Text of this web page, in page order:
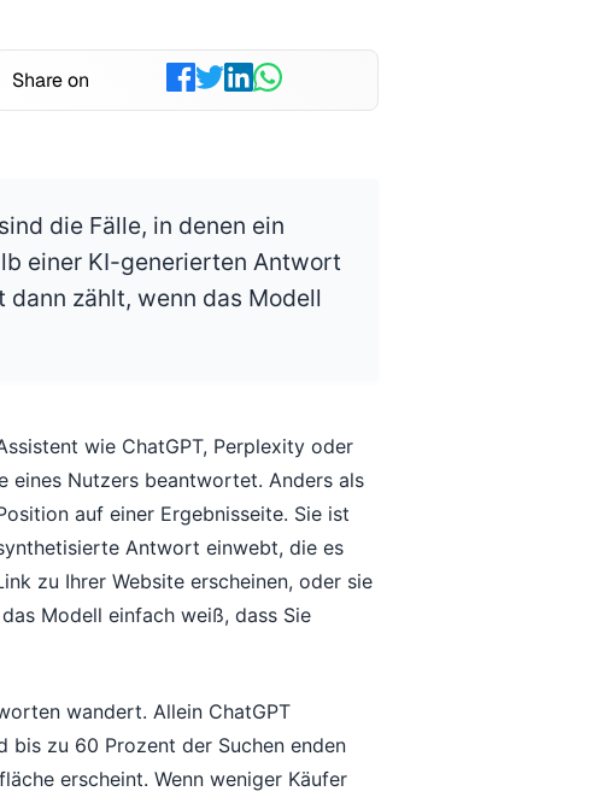
Share on
die Fälle, in denen ein
einer KI-generierten Antwort
zählt, wenn das Modell
wie ChatGPT, Perplexity oder
eines Nutzers beantwortet. Anders als
auf einer Ergebnisseite. Sie ist
Antwort einwebt, die es
zu Ihrer Website erscheinen, oder sie
Modell einfach weiß, dass Sie
wandert. Allein ChatGPT
bis zu 60 Prozent der Suchen enden
erscheint. Wenn weniger Käufer